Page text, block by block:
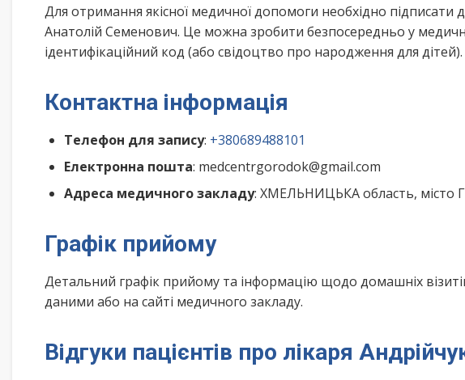
Для отримання якісної медичної допомоги необхідно підписати
Анатолій Семенович. Це можна зробити безпосередньо у
ідентифікаційний код (або свідоцтво про народження для дітей).
Контактна інформація
Телефон для запису: +380689488101
Електронна пошта: medcentrgorodok@gmail.com
Адреса медичного закладу: ХМЕЛЬНИЦЬКА область, місто
Графік прийому
Детальний графік прийому та інформацію щодо домашніх
даними або на сайті медичного закладу.
Відгуки пацієнтів про лікаря